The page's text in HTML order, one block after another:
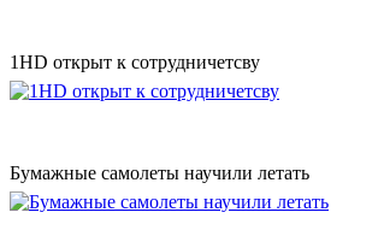
1HD открыт к сотрудничетсву
Бумажные самолеты научили летать